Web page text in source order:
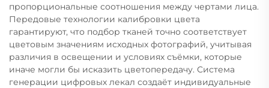
пропорциональные соотношения между чертами лица.
Передовые технологии калибровки цвета
гарантируют, что подбор тканей точно соответствует
цветовым значениям исходных фотографий, учитывая
различия в освещении и условиях съёмки, которые
иначе могли бы исказить цветопередачу. Система
генерации цифровых лекал создаёт индивидуальные